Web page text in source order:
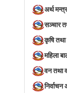
अर्थ
सञ्‍चार
कृषि तथा
महिला
वन तथा
निर्वाचन